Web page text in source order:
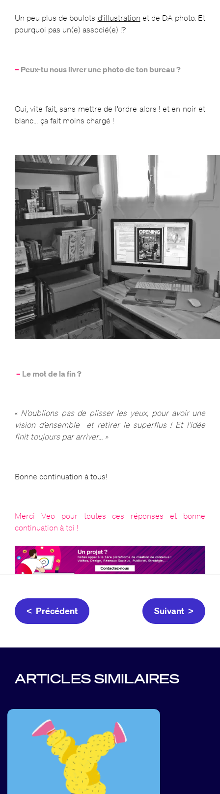
Un peu plus de boulots d’illustration et de DA photo. Et
pourquoi pas un(e) associé(e) !?
– Peux-tu nous livrer une photo de ton bureau ?
Oui, vite fait, sans mettre de l’ordre alors ! et en noir et
blanc… ça fait moins chargé !
– Le mot de la fin ?
« N’oublions pas de plisser les yeux, pour avoir une
vision d’ensemble et retirer le superflus ! Et l’idée
finit toujours par arriver… »
Bonne continuation à tous!
Merci Veo pour toutes ces réponses et bonne
continuation à toi !
< Précédent Suivant >
ARTICLES SIMILAIRES